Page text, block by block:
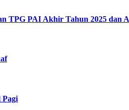
TPG PAI Akhir Tahun 2025 dan
Pagi